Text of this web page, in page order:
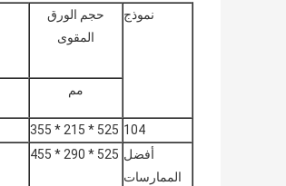
نموذج
حجم الورق
المقوى
مم
104
525 * 215 * 355
أفضل
الممارسات
525 * 290 * 455